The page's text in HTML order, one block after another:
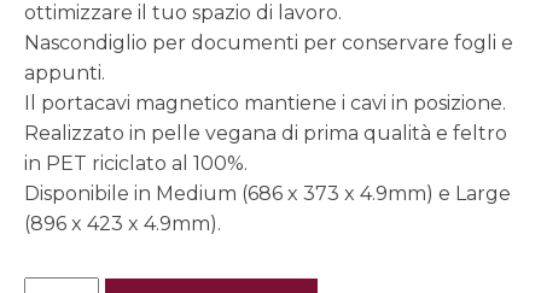
ottimizzare il tuo spazio di lavoro.
Nascondiglio per documenti per conservare fogli e
appunti.
Il portacavi magnetico mantiene i cavi in posizione.
Realizzato in pelle vegana di prima qualità e feltro
in PET riciclato al 100%.
Disponibile in Medium (686 x 373 x 4.9mm) e Large
(896 x 423 x 4.9mm).